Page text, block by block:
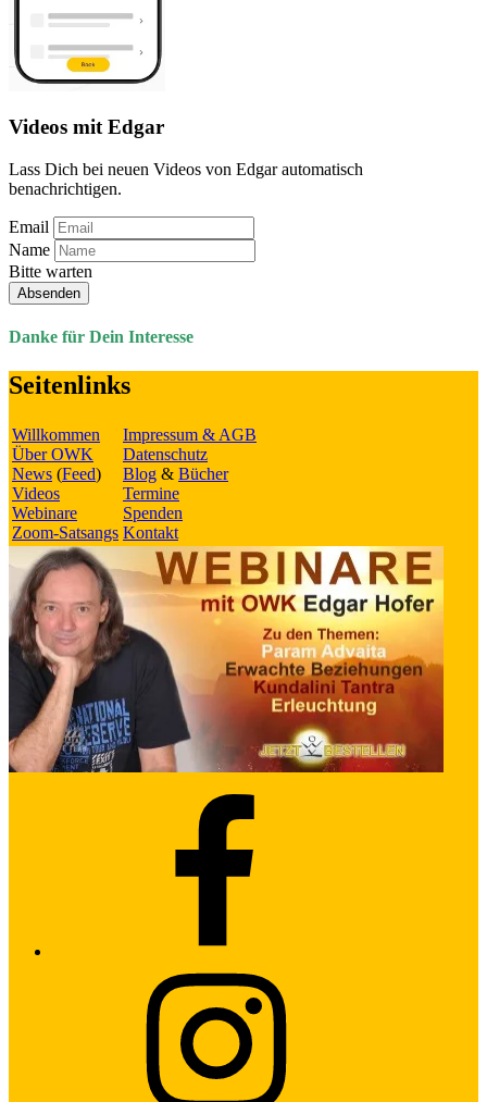
Videos mit Edgar
Lass Dich bei neuen Videos von Edgar automatisch
benachrichtigen.
Email
Name
Bitte warten
Absenden
Danke für Dein Interesse
Seitenlinks
Willkommen
Über OWK
News (Feed)
Videos
Webinare
Zoom-Satsangs
Impressum & AGB
Datenschutz
Blog & Bücher
Termine
Spenden
Kontakt